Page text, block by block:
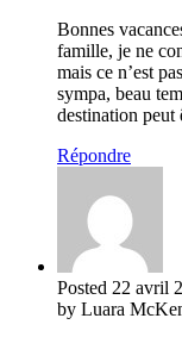
Bonnes
famille, je ne
mais ce n’est
sympa, beau
destination peut
Répondre
Posted 22 avril
by Luara